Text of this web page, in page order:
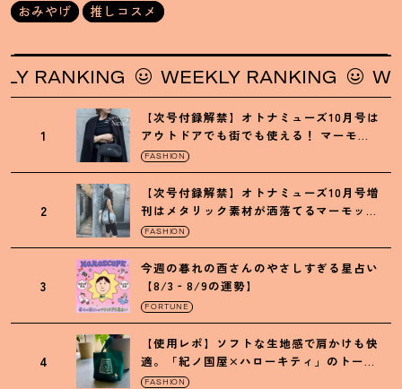
おみやげ
推しコスメ
WEEKLY RANKING
1
【次号付録解禁】オトナミューズ10月号は
アウトドアでも街でも使える ！ マーモッ
トの黒ショルダー
FASHION
2
【次号付録解禁】オトナミューズ10月号増
刊はメタリック素材が洒落てるマーモット
の保冷バッグ
FASHION
3
今週の暮れの酉さんのやさしすぎる星占い
【8/3‐8/9の運勢】
FORTUNE
4
【使用レポ】ソフトな生地感で肩かけも快
適。「紀ノ国屋×ハローキティ」のトート
がガシガシ使えて最高です
FASHION